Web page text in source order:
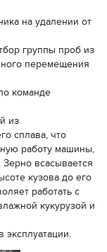
на удалении от
группы проб из
перемещения
команде
из
сплава, что
работу машины,
всасывается
кузова до его
работать с
кукурузой и
эксплуатации.